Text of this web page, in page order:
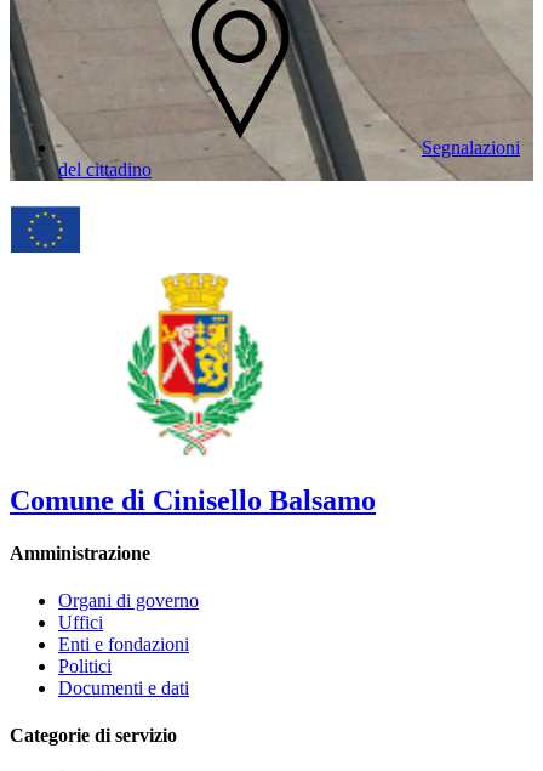
Segnalazioni
del cittadino
Comune di Cinisello Balsamo
Amministrazione
Organi di governo
Uffici
Enti e fondazioni
Politici
Documenti e dati
Categorie di servizio